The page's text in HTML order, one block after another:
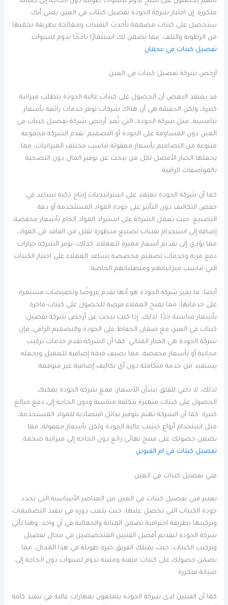
متكررة. إن اختيار شركة الجودة تفصيل كبتات في العين يعني أنك
ستحصل على كبتات مصممة بأحدث التقنيات ومعالجة بطريقة تحميها
من الرطوبة والتلف، مما يضمن لك استثمارًا ناجحًا يدوم لسنوات.
تفصيل كبتات في عجمان
أرخص شركة تفصيل كبتات في العين
قد يعتقد البعض أن الحصول على كبتات عالية الجودة يتطلب ميزانية
كبيرة، ولكن الحقيقة هي أن هناك شركات توفر خدمات رائعة بأسعار
تنافسية، مثل شركة الجودة، التي تُعد أرخص شركة تفصيل كبتات في
العين دون المساومة على الجودة أو التصميم. تقدم الشركة مجموعة
متنوعة من التصاميم بأسعار معقولة تناسب مختلف الميزانيات، مما
يجعلها الخيار الأفضل لكل من يبحث عن توفير المال دون التضحية
بالمواصفات الراقية.
كما أن شركة الجودة تعتمد على استراتيجيات إنتاج ذكية تساعد في
خفض التكاليف دون التأثير على جودة المواد المستخدمة أو دقة
التصنيع. حيث تعمل الشركة على استيراد المواد الخام بأسعار مخفضة،
إضافة إلى استخدام تقنيات تصنيع متطورة تقلل من الفاقد في المواد،
مما يؤدي إلى تقديم أسعار مميزة للعملاء. كذلك، توفر الشركة خيارات
دفع مرنة وخدمات تصميم مخصصة تساعد العملاء على اختيار الكبتات
التي تناسب ميزانياتهم ومتطلباتهم الخاصة.
أيضا، ما يميز شركة الجودة هو أنها تقدم عروضًا وتخفيضات مستمرة
على خدماتها، مما يمنح العملاء فرصة للحصول على كبتات فاخرة
بأسعار مناسبة جدًا. لذلك، إذا كنت تبحث عن أرخص شركة تفصيل
كبتات في العين مع ضمان الحفاظ على الجودة والتصميم الراقي، فإن
شركة الجودة هي الخيار المثالي. كما أن الشركة تقدم خدمات تركيب
مجانية أو بأسعار مخفضة، مما يضيف قيمة إضافية للعميل ويجعله
يستفيد من خدمة متكاملة دون أي تكاليف إضافية غير متوقعة.
لذلك، لا داعي للقلق بشأن الأسعار، فمع شركة الجودة يمكنك
الحصول على كبتات متميزة بتكلفة مناسبة ودون الحاجة إلى دفع مبالغ
كبيرة. كما أن الشركة تهتم بتوفير بدائل اقتصادية للمواد المستخدمة،
مثل استخدام أنواع خشب عالية الجودة ولكن بأسعار معقولة، مما
يضمن حصولك على منتج نهائي رائع دون الحاجة إلى ميزانية ضخمة.
تفصيل كبتات في ام القيوين
فني تفصيل كبتات في العين
يعتبر فني تفصيل كبتات في العين من العناصر الأساسية التي تحدد
جودة الكبتات التي تحصل عليها، حيث يلعب دوره في تنفيذ التصميمات
وتركيبها بطريقة احترافية تضمن المتانة والجمالية في آنٍ واحد. وهنا تأتي
شركة الجودة لتقديم أفضل الفنيين المتخصصين في مجال تفصيل
وتركيب الكبتات، حيث يمتلك الفريق خبرة طويلة في هذا المجال، مما
يضمن حصولك على كبتات متقنة ومتينة تدوم لسنوات دون الحاجة إلى
صيانة متكررة.
كما أن الفنيين لدى شركة الجودة يتمتعون بمهارات عالية في تنفيذ كافة